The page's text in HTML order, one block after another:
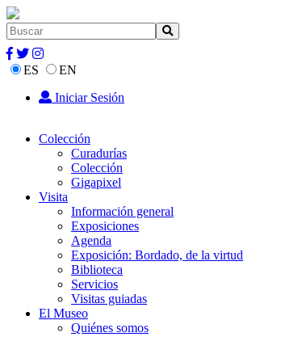
ES
EN
Iniciar Sesión
Colección
Curadurías
Colección
Gigapixel
Visita
Información general
Exposiciones
Agenda
Exposición: Bordado, de la virtud
Biblioteca
Servicios
Visitas guiadas
El Museo
Quiénes somos